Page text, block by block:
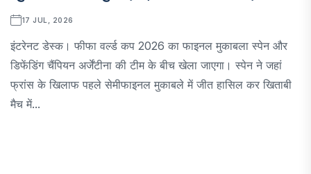
17 JUL, 2026
इंटरेनट डेस्क। फीफा वर्ल्ड कप 2026 का फाइनल मुकाबला स्पेन और
डिफेंडिंग चैंपियन अर्जेंटीना की टीम के बीच खेला जाएगा। स्पेन ने जहां
फ्रांस के खिलाफ पहले सेमीफाइनल मुकाबले में जीत हासिल कर खिताबी
मैच में...